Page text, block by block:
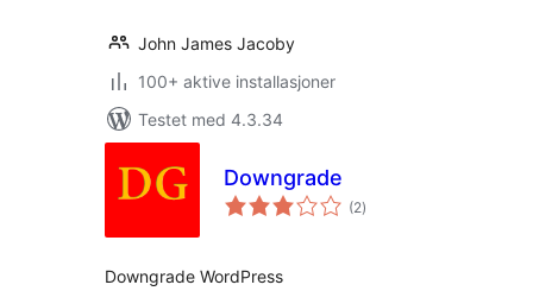
John James Jacoby
100+ aktive installasjoner
Testet med 4.3.34
Downgrade
(2totale
vurderinger
)
Downgrade WordPress